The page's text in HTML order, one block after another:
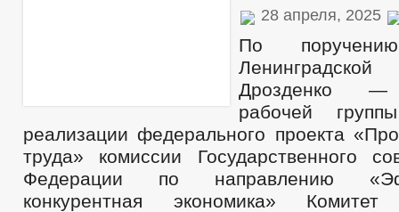
28 апреля, 2025
По
Дрозденко —
рабочей
реализации федерального проекта
труда» комиссии Государственного
Федерации по направлению
конкурентная экономика» Комитет